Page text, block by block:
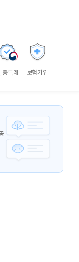
증특례 보험가입